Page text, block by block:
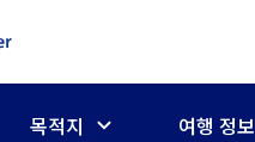
목적지 여행 정보